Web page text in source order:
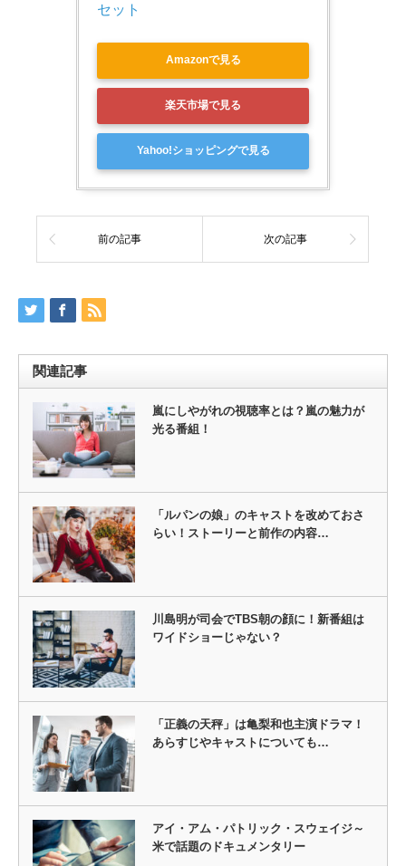
セット
Amazonで見る
楽天市場で見る
Yahoo!ショッピングで見る
前の記事 次の記事
関連記事
嵐にしやがれの視聴率とは？嵐の魅力が
光る番組！
「ルパンの娘」のキャストを改めておさ
らい！ストーリーと前作の内容…
川島明が司会でTBS朝の顔に！新番組は
ワイドショーじゃない？
「正義の天秤」は亀梨和也主演ドラマ！
あらすじやキャストについても…
アイ・アム・パトリック・スウェイジ～
米で話題のドキュメンタリー